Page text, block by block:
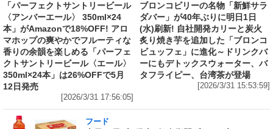
「パーフェクトサントリービール
〈アンバーエール〉 350ml×24
本」がAmazonで18%OFF! アロ
マホップの爽やかでフルーティな
香りの余韻を楽しめる「パーフェ
クトサントリービール〈エール〉
350ml×24本」は26%OFFで5月
12日発売
[2026/3/31 17:56:05]
ブロンコビリーの名物「新鮮サラ
ダバー」が40年ぶりに明日1日
(水)刷新! 自社開発カリーと炭火
炙り焼き芋を追加した「ブロンコ
ビュッフェ」に進化～ドリンクバ
ーにもデトックスウォーター、バ
タフライピー、台湾茶が登場
[2026/3/31 15:53:59]
フード